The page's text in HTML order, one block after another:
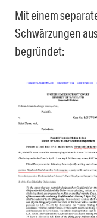
Mit einem
Schwärzungen
begründet: